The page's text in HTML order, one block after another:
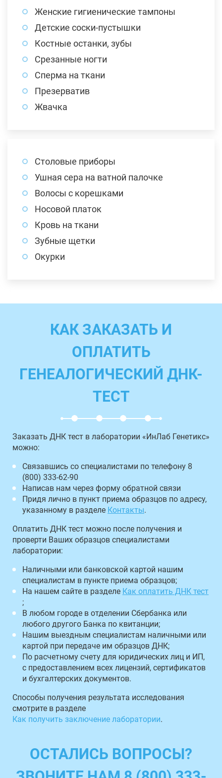
Женские гигиенические тампоны
Детские соски-пустышки
Костные останки, зубы
Срезанные ногти
Сперма на ткани
Презерватив
Жвачка
Столовые приборы
Ушная сера на ватной палочке
Волосы с корешками
Носовой платок
Кровь на ткани
Зубные щетки
Окурки
КАК ЗАКАЗАТЬ И
ОПЛАТИТЬ
ГЕНЕАЛОГИЧЕСКИЙ ДНК-
ТЕСТ
Заказать ДНК тест в лаборатории «ИнЛаб Генетикс»
можно:
Связавшись со специалистами по телефону 8
(800) 333-62-90
Написав нам через форму обратной связи
Придя лично в пункт приема образцов по адресу,
указанному в разделе Контакты.
Оплатить ДНК тест можно после получения и
проверти Ваших образцов специалистами
лаборатории:
Наличными или банковской картой нашим
специалистам в пункте приема образцов;
На нашем сайте в разделе Как оплатить ДНК тест
;
В любом городе в отделении Сбербанка или
любого другого Банка по квитанции;
Нашим выездным специалистам наличными или
картой при передаче им образцов ДНК;
По расчетному счету для юридических лиц и ИП,
с предоставлением всех лицензий, сертификатов
и бухгалтерских документов.
Способы получения результата исследования
смотрите в разделе
Как получить заключение лаборатории.
ОСТАЛИСЬ ВОПРОСЫ?